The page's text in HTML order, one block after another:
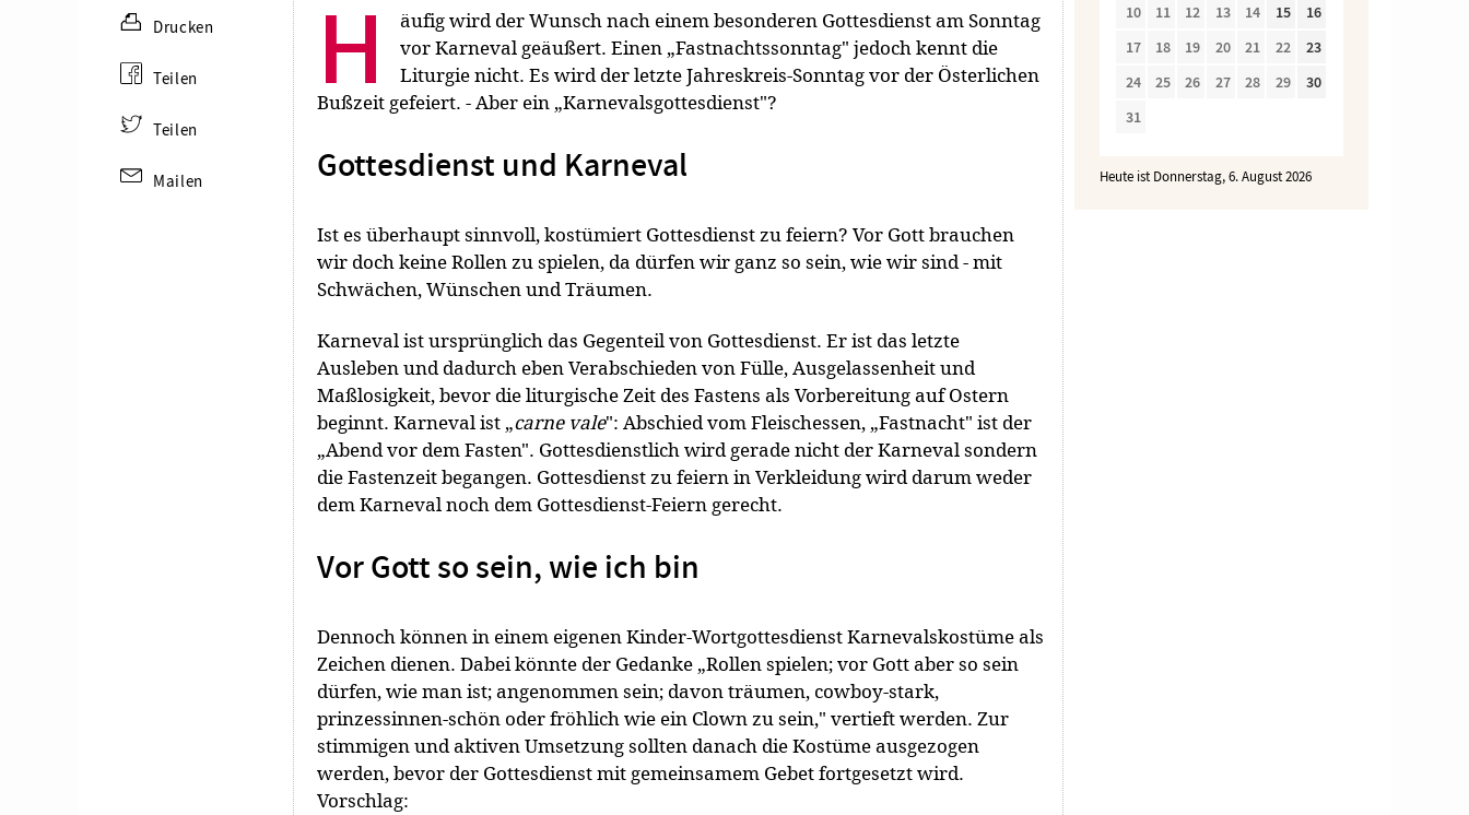
H
äufig wird der Wunsch nach einem besonderen Gottesdienst am Sonntag
vor Karneval geäußert. Einen „Fastnachtssonntag" jedoch kennt die
Liturgie nicht. Es wird der letzte Jahreskreis-Sonntag vor der Österlichen
Bußzeit gefeiert. - Aber ein „Karnevalsgottesdienst"?
Gottesdienst und Karneval
Ist es überhaupt sinnvoll, kostümiert Gottesdienst zu feiern? Vor Gott brauchen
wir doch keine Rollen zu spielen, da dürfen wir ganz so sein, wie wir sind - mit
Schwä­chen, Wünschen und Träumen.
Karneval ist ursprünglich das Gegenteil von Gottesdienst. Er ist das letzte
Ausleben und dadurch eben Verabschieden von Fülle, Ausgelassenheit und
Maßlosigkeit, bevor die liturgische Zeit des Fastens als Vorbereitung auf Ostern
beginnt. Karneval ist „carne vale": Abschied vom Fleischessen, „Fastnacht" ist der
„Abend vor dem Fasten". Gottesdienstlich wird gerade nicht der Karneval sondern
die Fastenzeit begangen. Gottesdienst zu feiern in Verkleidung wird darum weder
dem Karneval noch dem Gottesdienst-Feiern gerecht.
Vor Gott so sein, wie ich bin
Dennoch können in einem eigenen Kinder-Wortgottesdienst Karnevalskostüme als
Zeichen dienen. Dabei könnte der Gedanke „Rollen spielen; vor Gott aber so sein
dürfen, wie man ist; angenommen sein; davon träumen, cowboy-stark,
prinzessinnen-schön oder fröhlich wie ein Clown zu sein," vertieft werden. Zur
stimmigen und aktiven Umsetzung sollten danach die Kostüme ausgezogen
werden, bevor der Gottesdienst mit gemeinsamem Gebet fortgesetzt wird.
Vorschlag:
Drucken
Teilen
Teilen
Mailen
10
11 12 13 14 15
16
17
18 19 20 21 22
23
24
25 26 27 28 29
30
31
Heute ist Donnerstag, 6. August 2026